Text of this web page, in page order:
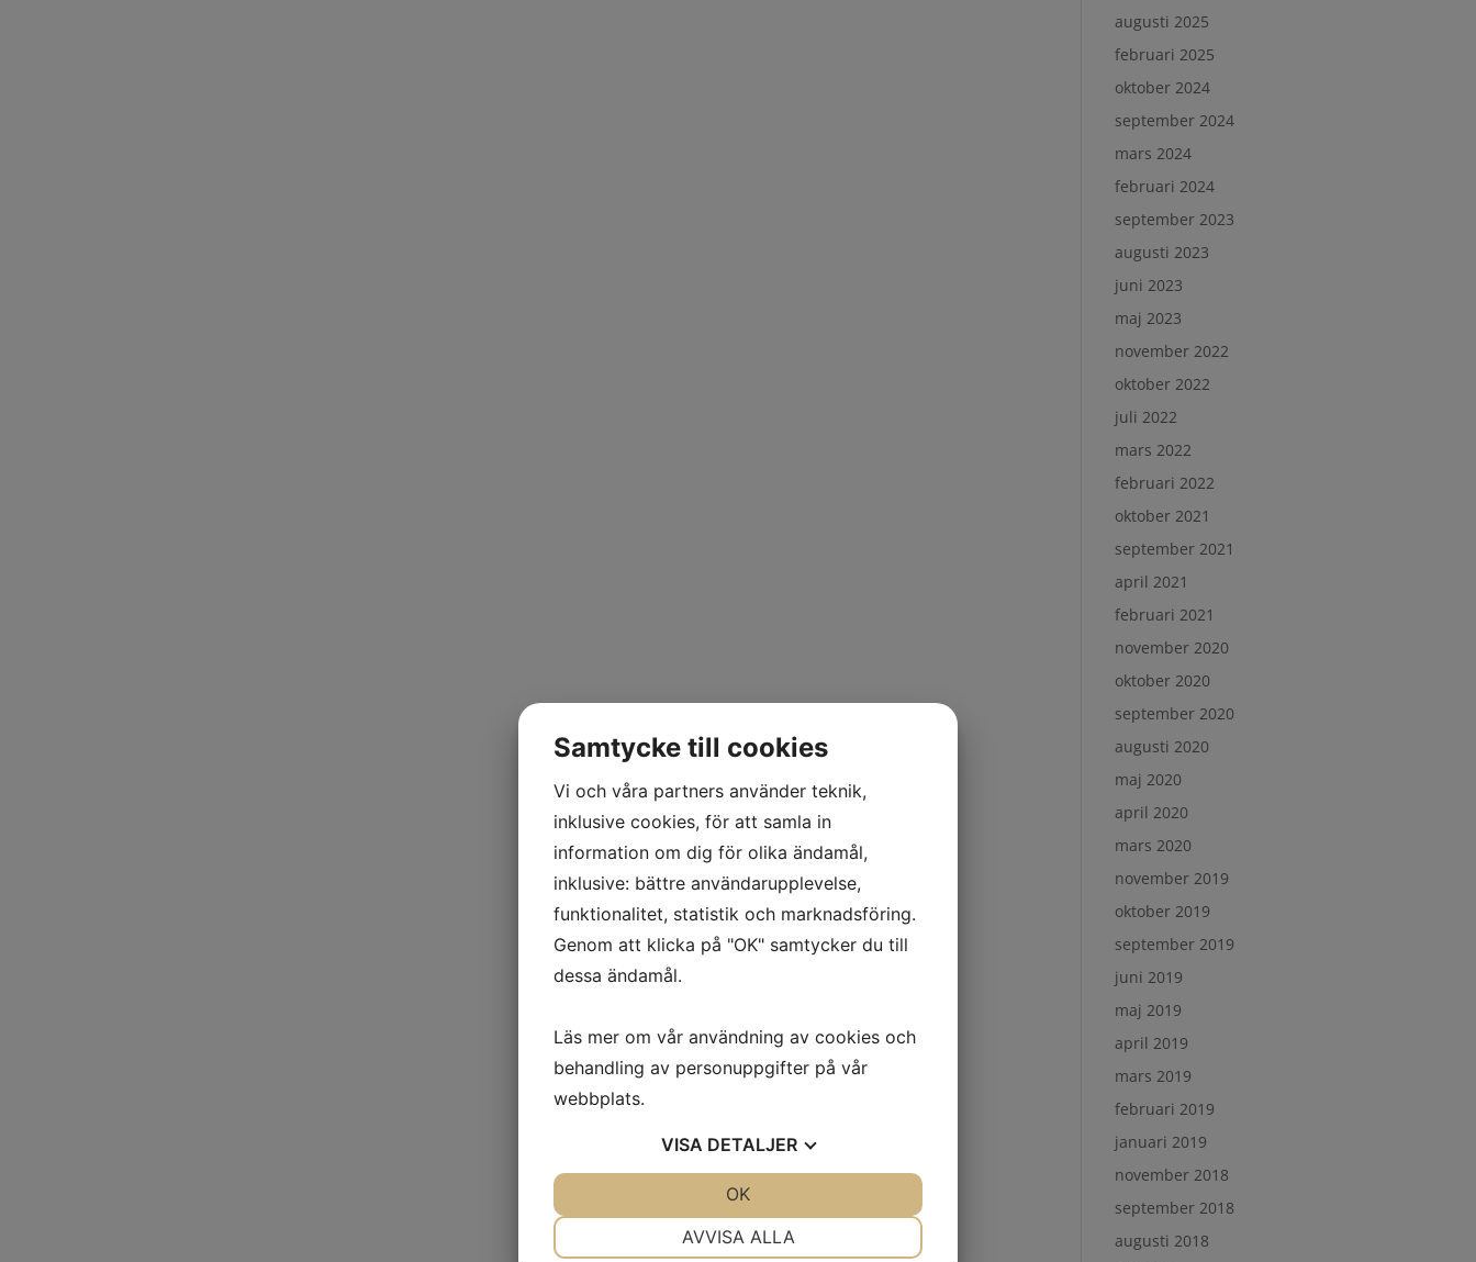
augusti 2025
februari 2025
oktober 2024
september 2024
mars 2024
februari 2024
september 2023
augusti 2023
juni 2023
maj 2023
november 2022
oktober 2022
juli 2022
mars 2022
februari 2022
oktober 2021
september 2021
april 2021
februari 2021
november 2020
oktober 2020
september 2020
augusti 2020
maj 2020
april 2020
mars 2020
november 2019
oktober 2019
september 2019
juni 2019
maj 2019
april 2019
mars 2019
februari 2019
januari 2019
november 2018
september 2018
augusti 2018
Samtycke till cookies
Vi och våra partners använder teknik,
inklusive cookies, för att samla in
information om dig för olika ändamål,
inklusive: bättre användarupplevelse,
funktionalitet, statistik och marknadsföring.
Genom att klicka på "OK" samtycker du till
dessa ändamål.
Läs mer om vår användning av cookies och
behandling av personuppgifter på vår
webbplats.
VISA DETALJER
AVVISA ALLA
OK